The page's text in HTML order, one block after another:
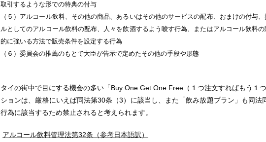
取引するような形での特典の付与
（５）アルコール飲料、その他の商品、あるいはその他のサービスの配布、おまけの付与
ルとしてのアルコール飲料の配布、人々を飲酒するよう唆す行為、またはアルコール飲料
的に強いる方法で販売条件を設定する行為
（６）委員会の推薦のもとで大臣が告示で定めたその他の手段や形態
タイの街中で目にする機会の多い「Buy One Get One Free（１つ注文すればもう１
ションは、厳格にいえば同法第30条（3）に該当し、また「飲み放題プラン」も同法
行為に該当するため禁止されると考えられます。
アルコール飲料管理法第32条（参考日本語訳）